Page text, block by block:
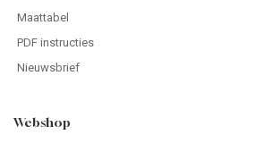
Maattabel
PDF instructies
Nieuwsbrief
Webshop